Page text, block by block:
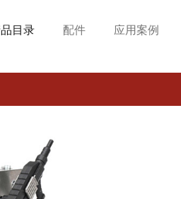
目录 配件 应用案例